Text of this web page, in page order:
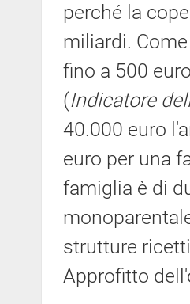
perché la
miliardi.
fino a 500
(Indicatore
40.000 euro
euro per una
famiglia è di
strutture
Approfitto